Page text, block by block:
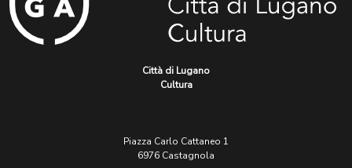
Città di Lugano
Cultura
Piazza Carlo Cattaneo 1
6976 Castagnola